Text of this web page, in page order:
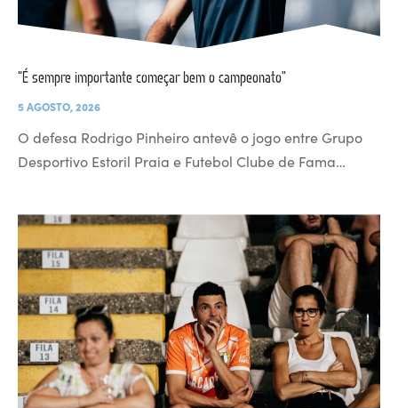
“É sempre importante começar bem o campeonato”
5 AGOSTO, 2026
O defesa Rodrigo Pinheiro antevê o jogo entre Grupo
Desportivo Estoril Praia e Futebol Clube de Fama…